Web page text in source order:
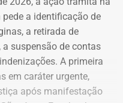
273.040,85
273.040,85
R$
259.913,87
R$
259.913,87
a identificação de
a retirada de
suspensão de contas
A primeira
em caráter urgente,
após manifestação